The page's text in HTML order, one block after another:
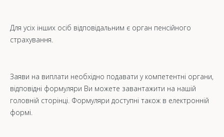
Для усіх інших осіб відповідальним є орган пенсійного
страхування.
Заяви на виплати необхідно подавати у компетентні органи,
відповідні формуляри Ви можете завантажити на нашій
головній сторінці. Формуляри доступні також в електронній
формі.